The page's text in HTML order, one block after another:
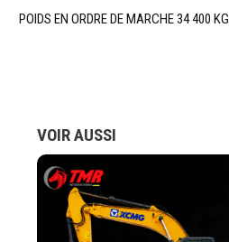
POIDS EN ORDRE DE MARCHE 34 400 KG
VOIR AUSSI